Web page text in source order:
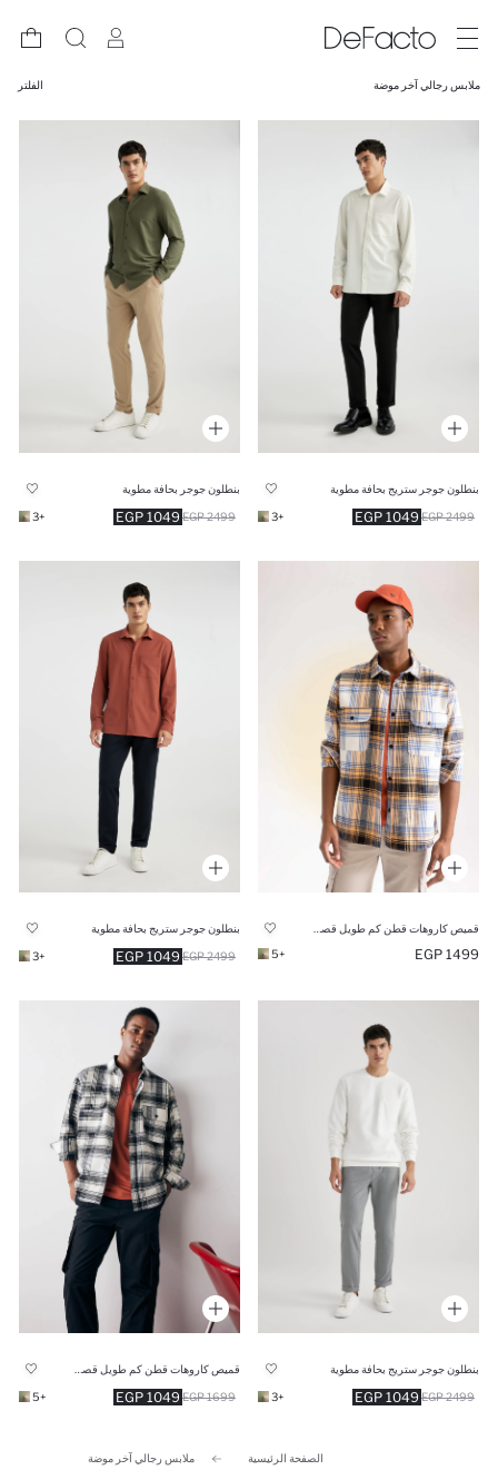
ملابس رجالي آخر موضة الفلتر
بنطلون جوجر ستريج بحافة مطوية
1049 EGP 2499 EGP
+3
بنطلون جوجر بحافة مطوية
1049 EGP 2499 EGP
+3
1499 EGP
+5
بنطلون جوجر ستريج بحافة مطوية
1049 EGP 2499 EGP
+3
بنطلون جوجر ستريج بحافة مطوية
1049 EGP 2499 EGP
+3
1049 EGP 1699 EGP
+5
الصفحة الرئيسية ملابس رجالي آخر موضة